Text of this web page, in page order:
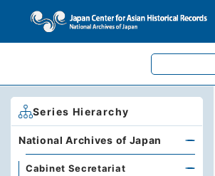
Series Hierarchy
National Archives of Japan
Cabinet Secretariat